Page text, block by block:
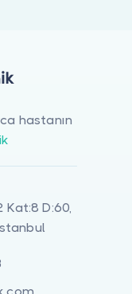
hastanın
Kat:8 D:60,